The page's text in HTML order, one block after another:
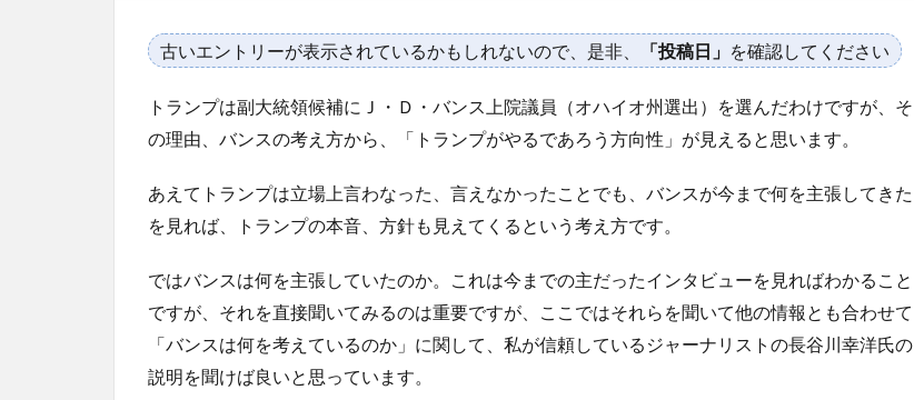
古いエントリーが表示されているかもしれないので、是非、 「投稿日」 を確認してください
トランプは副大統領候補にＪ・Ｄ・バンス上院議員（オハイオ州選出）を選んだわけですが、そ
の理由、バンスの考え方から、「トランプがやるであろう方向性」が見えると思います。
あえてトランプは立場上言わなった、言えなかったことでも、バンスが今まで何を主張してきた
を見れば、トランプの本音、方針も見えてくるという考え方です。
ではバンスは何を主張していたのか。これは今までの主だったインタビューを見ればわかること
ですが、それを直接聞いてみるのは重要ですが、ここではそれらを聞いて他の情報とも合わせて
「バンスは何を考えているのか」に関して、私が信頼しているジャーナリストの長谷川幸洋氏の
説明を聞けば良いと思っています。